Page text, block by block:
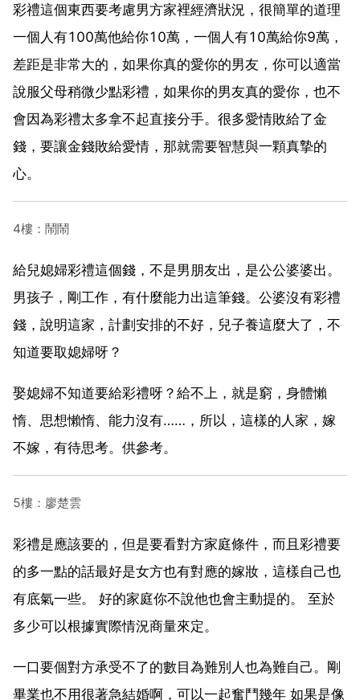
彩禮這個東西要考慮男方家裡經濟狀況，很簡單的道理
一個人有100萬他給你10萬，一個人有10萬給你9萬，
差距是非常大的，如果你真的愛你的男友，你可以適當
說服父母稍微少點彩禮，如果你的男友真的愛你，也不
會因為彩禮太多拿不起直接分手。很多愛情敗給了金
錢，要讓金錢敗給愛情，那就需要智慧與一顆真摯的
心。
4樓：鬧鬧
給兒媳婦彩禮這個錢，不是男朋友出，是公公婆婆出。
男孩子，剛工作，有什麼能力出這筆錢。公婆沒有彩禮
錢，說明這家，計劃安排的不好，兒子養這麼大了，不
知道要取媳婦呀？
娶媳婦不知道要給彩禮呀？給不上，就是窮，身體懶
惰、思想懶惰、能力沒有……，所以，這樣的人家，嫁
不嫁，有待思考。供參考。
5樓：廖楚雲
彩禮是應該要的，但是要看對方家庭條件，而且彩禮要
的多一點的話最好是女方也有對應的嫁妝，這樣自己也
有底氣一些。 好的家庭你不說他也會主動提的。 至於
多少可以根據實際情況商量來定。
一口要個對方承受不了的數目為難別人也為難自己。剛
畢業也不用很著急結婚啊，可以一起奮鬥幾年 如果是像